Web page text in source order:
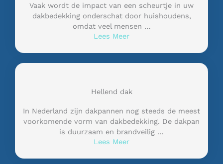
Vaak wordt de impact van een scheurtje in uw
dakbedekking onderschat door huishoudens,
omdat veel mensen …
Lees Meer
Hellend dak
In Nederland zijn dakpannen nog steeds de meest
voorkomende vorm van dakbedekking. De dakpan
is duurzaam en brandveilig …
Lees Meer